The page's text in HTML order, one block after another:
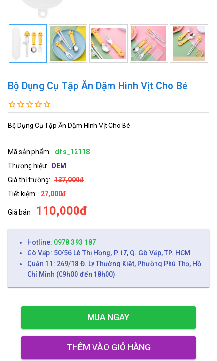
Bộ Dụng Cụ Tập Ăn Dặm Hình Vịt Cho Bé
Bộ Dụng Cụ Tập Ăn Dặm Hình Vịt Cho Bé
Mã sản phẩm:
dhs_12118
Thương hiệu:
OEM
Giá thị trường: 137,000đ
Tiết kiệm:
27,000đ
Giá bán: 110,000đ
Hotline: 0978 393 187
Gò Vấp: 50/56 Lê Thị Hồng, P.17, Q. Gò Vấp, TP. HCM
Quận 11: 269/18 Đ. Lý Thường Kiệt, Phường Phú Thọ, Hồ
Chí Minh (09h00 đến 18h00)
MUA NGAY
THÊM VÀO GIỎ HÀNG